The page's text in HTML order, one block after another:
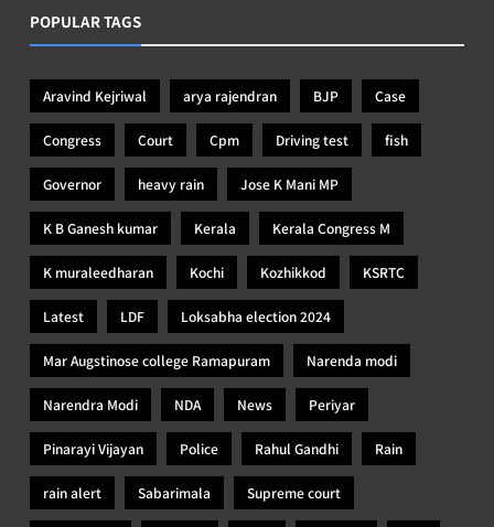
POPULAR TAGS
Aravind Kejriwal arya rajendran BJP Case
Congress Court Cpm Driving test fish
Governor heavy rain Jose K Mani MP
K B Ganesh kumar Kerala Kerala Congress M
K muraleedharan Kochi Kozhikkod KSRTC
Latest LDF Loksabha election 2024
Mar Augstinose college Ramapuram Narenda modi
Narendra Modi NDA News Periyar
Pinarayi Vijayan Police Rahul Gandhi Rain
rain alert Sabarimala Supreme court